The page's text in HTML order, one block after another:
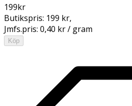
199kr
Butikspris: 199 kr,
Jmfs.pris: 0,40 kr / gram
Köp